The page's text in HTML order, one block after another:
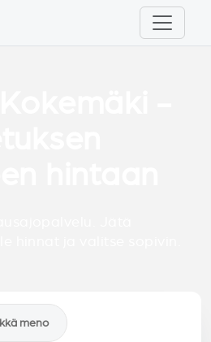
meno